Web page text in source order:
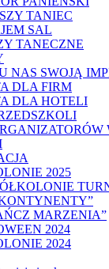
TANIEC
SAL
TANECZNE
NAS SWOJĄ
DLA FIRM
DLA HOTELI
2025
MARZENIA”
2024
2024